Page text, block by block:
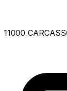
11000